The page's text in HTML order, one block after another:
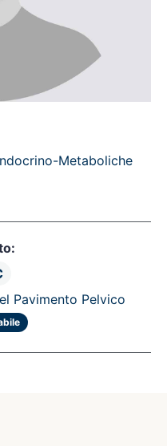
Metaboliche
Pavimento Pelvico